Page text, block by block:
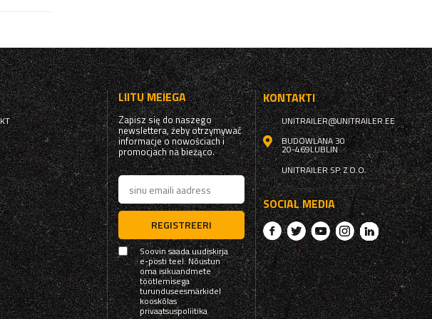
LIITU MEIEGA
Zapisz się do naszego
newslettera, żeby otrzymywać
informacje o nowościach i
promocjach na bieżąco.
REGISTREERI
Soovin saada uudiskirja
e-posti teel. Nõustun
oma isikuandmete
töötlemisega
turunduseesmärkidel
kooskõlas
privaatsuspoliitika
KONTAKTI
UNITRAILER@UNITRAILER.EE
BUDOWLANA 30
20-469LUBLIN
UNITRAILER SP. Z O.O.
SOCIAL MEDIA